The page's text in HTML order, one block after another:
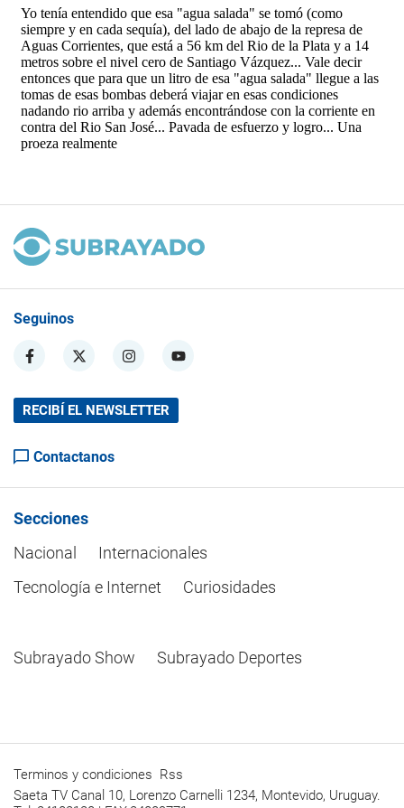
Seguinos
RECIBÍ EL NEWSLETTER
Contactanos
Secciones
Nacional
Internacionales
Tecnología e Internet
Curiosidades
Subrayado Show Subrayado Deportes
Terminos y condiciones Rss
Saeta TV Canal 10, Lorenzo Carnelli 1234, Montevido, Uruguay.